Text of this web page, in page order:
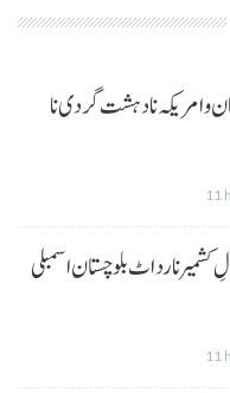
و امریکہ نا دہشت گردی نا
11
نا رد اٹ بلوچستان اسمبلی
11